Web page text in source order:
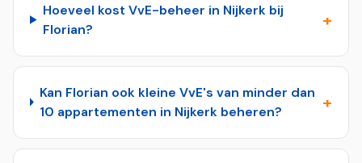
Hoeveel kost VvE-beheer in Nijkerk bij
Florian?
+
Kan Florian ook kleine VvE's van minder dan
10 appartementen in Nijkerk beheren?
+